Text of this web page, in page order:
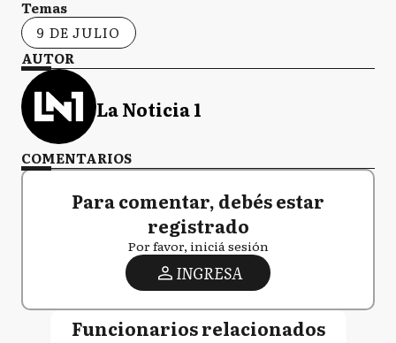
Temas
9 DE JULIO
AUTOR
La Noticia 1
COMENTARIOS
Para comentar, debés estar
registrado
Por favor, iniciá sesión
INGRESA
Funcionarios relacionados